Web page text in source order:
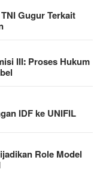
Gugur Terkait
III: Proses Hukum
IDF ke UNIFIL
Role Model